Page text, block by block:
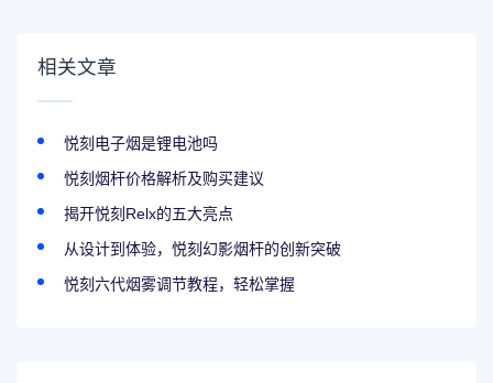
相关文章
悦刻电子烟是锂电池吗
悦刻烟杆价格解析及购买建议
揭开悦刻Relx的五大亮点
从设计到体验，悦刻幻影烟杆的创新突破
悦刻六代烟雾调节教程，轻松掌握